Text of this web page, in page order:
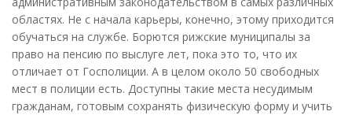
областях. Не с начала карьеры, конечно, этому приходится
обучаться на службе. Борются рижские муниципалы за
право на пенсию по выслуге лет, пока это то, что их
отличает от Госполиции. А в целом около 50 свободных
мест в полиции есть. Доступны такие места несудимым
гражданам, готовым сохранять физическую форму и учить